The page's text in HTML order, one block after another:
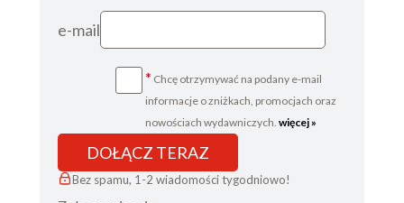
e-mail
* Chcę otrzymywać na podany e-mail
informacje o zniżkach, promocjach oraz
nowościach wydawniczych. więcej »
DOŁĄCZ TERAZ
Bez spamu, 1-2 wiadomości tygodniowo!